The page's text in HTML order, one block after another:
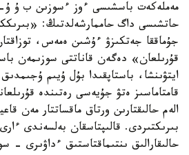
مەملەكەت باسشىسى ءوز ءسوزىن ب ۇ
حاتشىسى داگ حاممارشەلدتىڭ:
جۇماققا جەتكىزۋ ءۇشىن ەمەس،
قۇرىلعان» دەگەن قاناتتى سوزىمەن
ايتۋىنشا، باستاپقىدا بۇل ۇيىم
قامتاماسىز ەتۋ جۇيەسى رەتىندە
الەم حالىقتارىن ورتاق ماقساتتار مەن
بىرىكتىردى. قالىپتاسقان بەلسەندى
حالىقارالىق ىنتىماقتاستىق ءداۋىرى -